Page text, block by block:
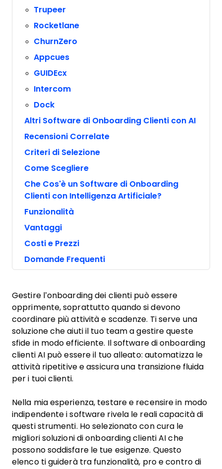
Trupeer
Rocketlane
ChurnZero
Appcues
GUIDEcx
Intercom
Dock
Altri Software di Onboarding Clienti con AI
Recensioni Correlate
Criteri di Selezione
Come Scegliere
Che Cos'è un Software di Onboarding
Clienti con Intelligenza Artificiale?
Funzionalità
Vantaggi
Costi e Prezzi
Domande Frequenti
Gestire l’onboarding dei clienti può essere
opprimente, soprattutto quando si devono
coordinare più attività e scadenze. Ti serve una
soluzione che aiuti il tuo team a gestire queste
sfide in modo efficiente. Il software di onboarding
clienti AI può essere il tuo alleato: automatizza le
attività ripetitive e assicura una transizione fluida
per i tuoi clienti.
Nella mia esperienza, testare e recensire in modo
indipendente i software rivela le reali capacità di
questi strumenti. Ho selezionato con cura le
migliori soluzioni di onboarding clienti AI che
possono soddisfare le tue esigenze. Questo
elenco ti guiderà tra funzionalità, pro e contro di